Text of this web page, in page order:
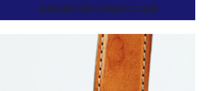
這種狀態的包款也有機會可以收購